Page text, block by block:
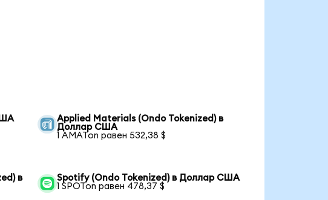
Applied Materials (Ondo Tokenized) в
Доллар США
1 AMATon равен 532,38 $
в
Spotify (Ondo Tokenized) в Доллар США
1 SPOTon равен 478,37 $